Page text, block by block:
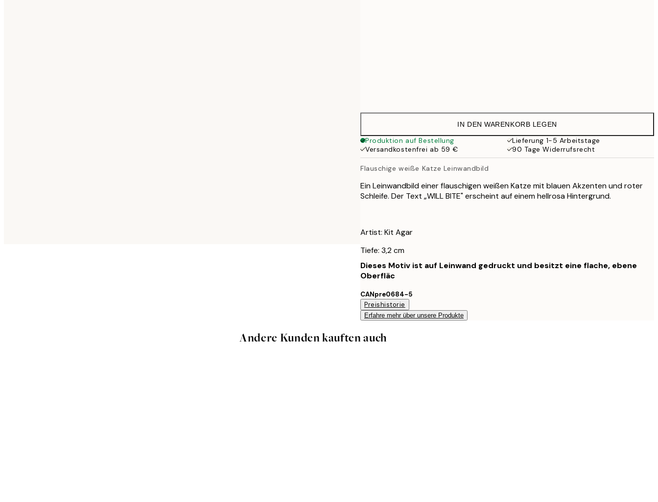
IN DEN WARENKORB LEGEN
Produktion auf Bestellung
Lieferung 1-5 Arbeitstage
Versandkostenfrei ab 59 €
90 Tage Widerrufsrecht
Flauschige weiße Katze Leinwandbild
Ein Leinwandbild einer flauschigen weißen Katze mit blauen Akzenten und roter
Schleife. Der Text „WILL BITE" erscheint auf einem hellrosa Hintergrund.
Artist: Kit Agar
Tiefe: 3,2 cm
Dieses Motiv ist auf Leinwand gedruckt und besitzt eine flache, ebene
Oberfläc
CANpre0684-5
Preishistorie
Erfahre mehr über unsere Produkte
Andere Kunden kauften auch